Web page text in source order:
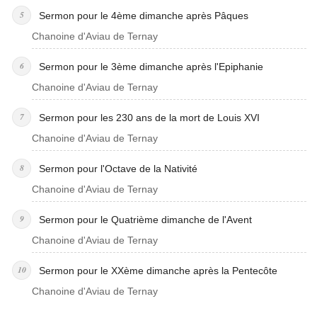
Sermon pour le 4ème dimanche après Pâques
Chanoine d'Aviau de Ternay
Sermon pour le 3ème dimanche après l'Epiphanie
Chanoine d'Aviau de Ternay
Sermon pour les 230 ans de la mort de Louis XVI
Chanoine d'Aviau de Ternay
Sermon pour l'Octave de la Nativité
Chanoine d'Aviau de Ternay
Sermon pour le Quatrième dimanche de l'Avent
Chanoine d'Aviau de Ternay
Sermon pour le XXème dimanche après la Pentecôte
Chanoine d'Aviau de Ternay